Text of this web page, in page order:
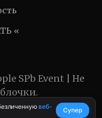
«
SPb Event | Не
веб-
Супер